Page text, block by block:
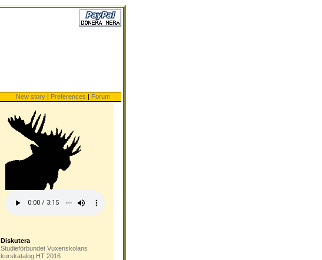
New story | Preferences | Forum
Diskutera
Studieförbundet Vuxenskolans
kurskatalog HT 2016